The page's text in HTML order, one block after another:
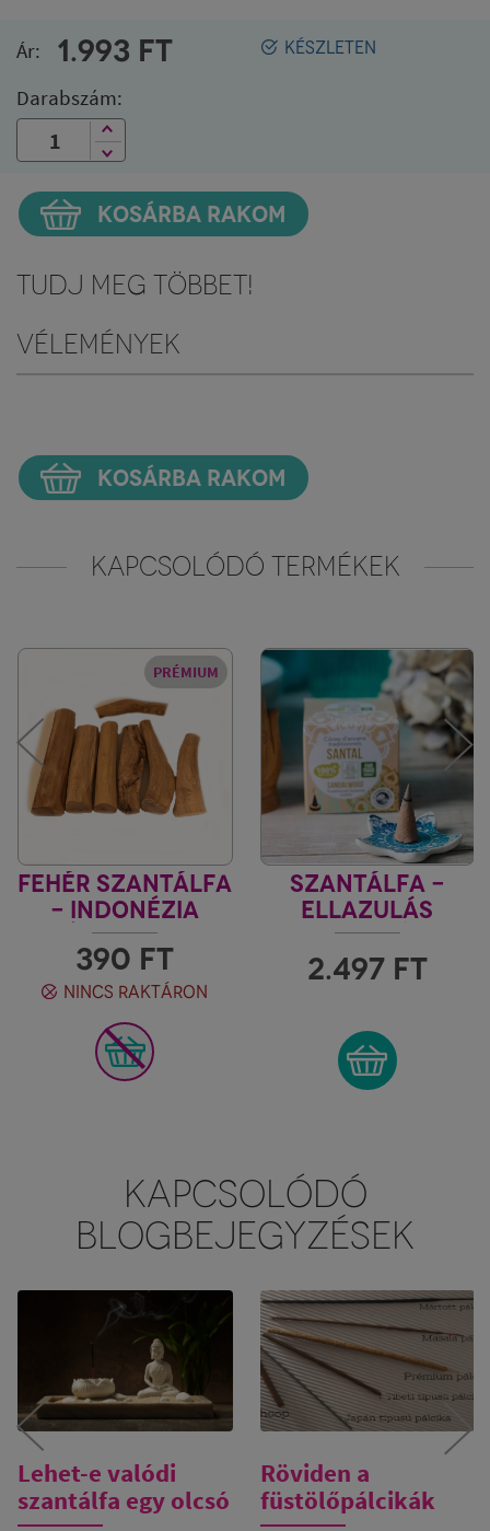
KÉSZLETEN
Ár: 1.993 FT
Darabszám:
KOSÁRBA RAKOM
Tudj meg többet!
Vélemények
KOSÁRBA RAKOM
KAPCSOLÓDÓ TERMÉKEK
PRÉMIUM
FEHÉR SZANTÁLFA
- INDONÉZIA
KIMÉRT, DARABOS
390 FT
NINCS RAKTÁRON
SZANTÁLFA -
ELLAZULÁS
INDIA VILÁGA
2.497 FT
KAPCSOLÓDÓ
BLOGBEJEGYZÉSEK
Lehet-e valódi
szantálfa egy olcsó
Röviden a
füstölőpálcikák